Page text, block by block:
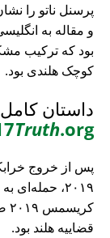
پرسنل ناتو را
و مقاله به
بود که ترکیب
کوچک هلندی بود.
داستان
Truth.org
پس از خروج
۲۰۱۹،
قضاییه هلند بود.